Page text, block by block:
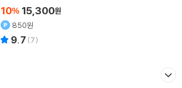
10% 15,300원
850원
9.7 (7)